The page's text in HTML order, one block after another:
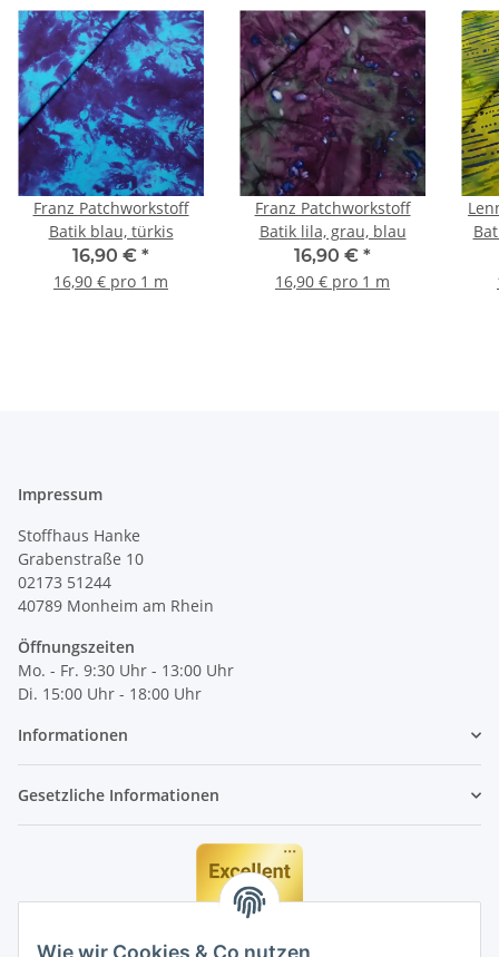
Franz Patchworkstoff
Batik blau, türkis
16,90 € *
16,90 € pro 1 m
Franz Patchworkstoff
Batik lila, grau, blau
16,90 € *
16,90 € pro 1 m
Impressum
Stoffhaus Hanke
Grabenstraße 10
02173 51244
40789 Monheim am Rhein
Öffnungszeiten
Mo. - Fr. 9:30 Uhr - 13:00 Uhr
Di. 15:00 Uhr - 18:00 Uhr
Informationen
Gesetzliche Informationen